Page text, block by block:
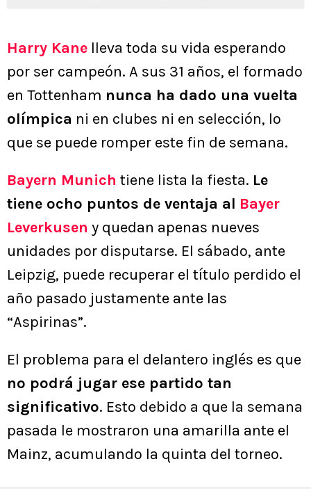
Harry Kane lleva toda su vida esperando
por ser campeón. A sus 31 años, el formado
en Tottenham nunca ha dado una vuelta
olímpica ni en clubes ni en selección, lo
que se puede romper este fin de semana.
Bayern Munich tiene lista la fiesta. Le
tiene ocho puntos de ventaja al Bayer
Leverkusen y quedan apenas nueves
unidades por disputarse. El sábado, ante
Leipzig, puede recuperar el título perdido el
año pasado justamente ante las
“Aspirinas”.
El problema para el delantero inglés es que
no podrá jugar ese partido tan
significativo. Esto debido a que la semana
pasada le mostraron una amarilla ante el
Mainz, acumulando la quinta del torneo.